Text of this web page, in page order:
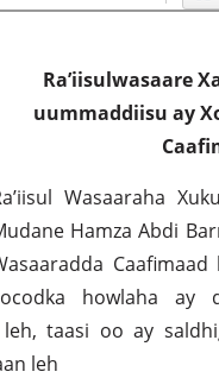
Ra’iisulwasaare
uummaddiisu ay
Wasaaraha
Hamza Abdi
howlaha ay
taasi oo ay
leh